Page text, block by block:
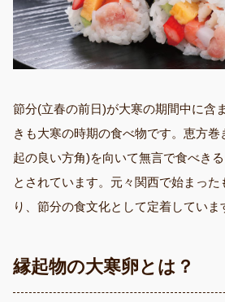
節分(立春の前日)が大寒の期間中に含
きも大寒の時期の食べ物です。恵方
起の良い方角)を向いて無言で食べき
とされています。元々関西で始まった
り、節分の食文化として定着していま
縁起物の大寒卵とは？